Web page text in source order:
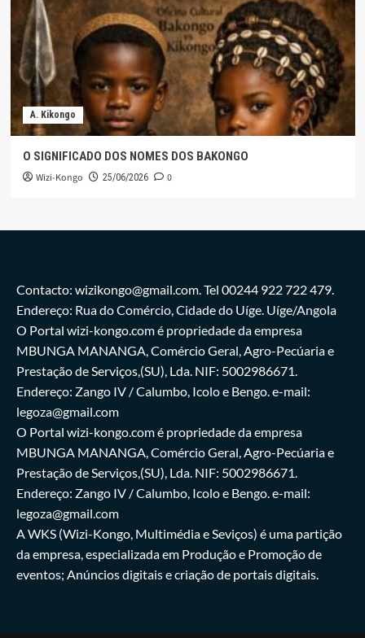
A. Kikongo
O SIGNIFICADO DOS NOMES DOS BAKONGO
Wizi-Kongo 25/06/2026 0
Contacto: wizikongo@gmail.com. Tel 00244 922 722 479.
Endereço: Rua do Comércio, Cidade do Uíge. Uíge/Angola
O Portal wizi-kongo.com é propriedade da empresa
MBUNGA MANANGA, Comércio Geral, Agro-Pecúaria e
Prestação de Serviços,(SU), Lda. NIF: 5002986671.
Endereço: Zango IV / Calumbo, Icolo e Bengo. e-mail:
legoza@gmail.com
O Portal wizi-kongo.com é propriedade da empresa
MBUNGA MANANGA, Comércio Geral, Agro-Pecúaria e
Prestação de Serviços,(SU), Lda. NIF: 5002986671.
Endereço: Zango IV / Calumbo, Icolo e Bengo. e-mail:
legoza@gmail.com
A WKS (Wizi-Kongo, Multimédia e Seviços) é uma partição
da empresa, especializada em Produção e Promoção de
eventos; Anúncios digitais e criação de portais digitais.